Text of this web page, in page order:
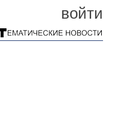
войти